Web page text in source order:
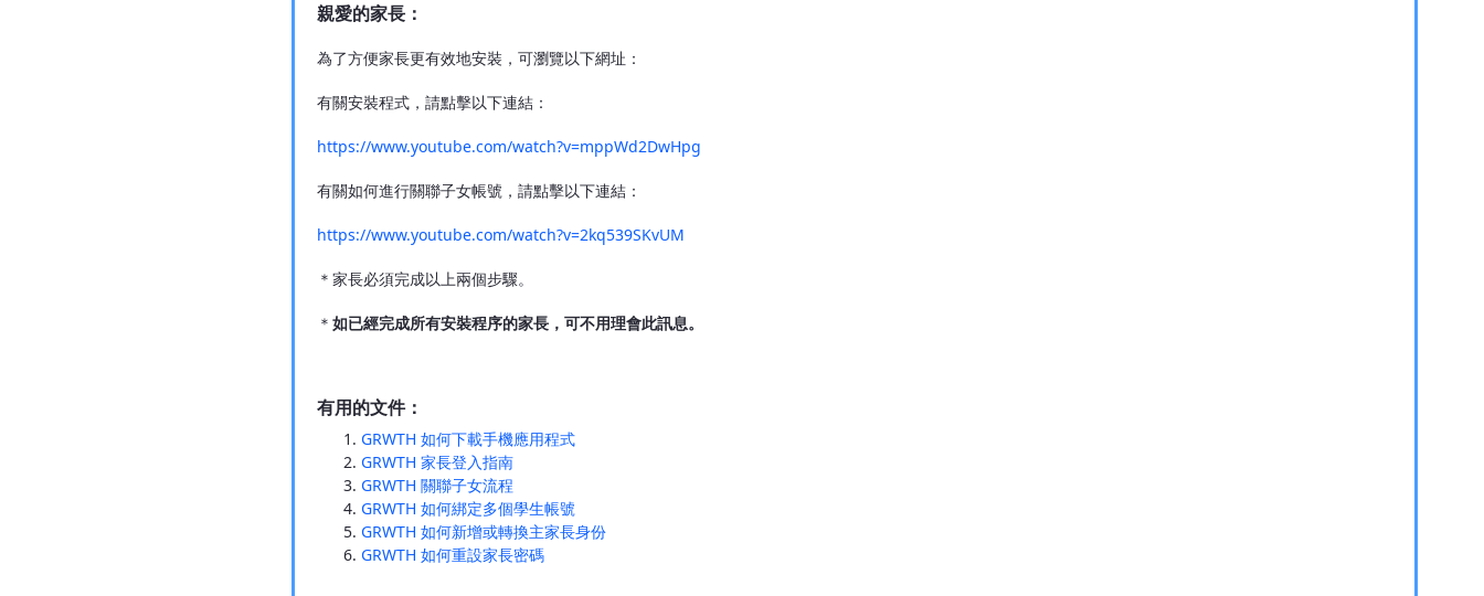
親愛的家長：
為了方便家長更有效地安裝，可瀏覽以下網址：
有關安裝程式，請點擊以下連結：
https://www.youtube.com/watch?v=mppWd2DwHpg
有關如何進行關聯子女帳號，請點擊以下連結：
https://www.youtube.com/watch?v=2kq539SKvUM
＊家長必須完成以上兩個步驟。
＊ 如已經完成所有安裝程序的家長，可不用理會此訊息。
有用的文件：
GRWTH 如何下載手機應用程式
GRWTH 家長登入指南
GRWTH 關聯子女流程
GRWTH 如何綁定多個學生帳號
GRWTH 如何新增或轉換主家長身份
GRWTH 如何重設家長密碼